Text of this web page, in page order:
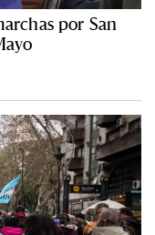
por San